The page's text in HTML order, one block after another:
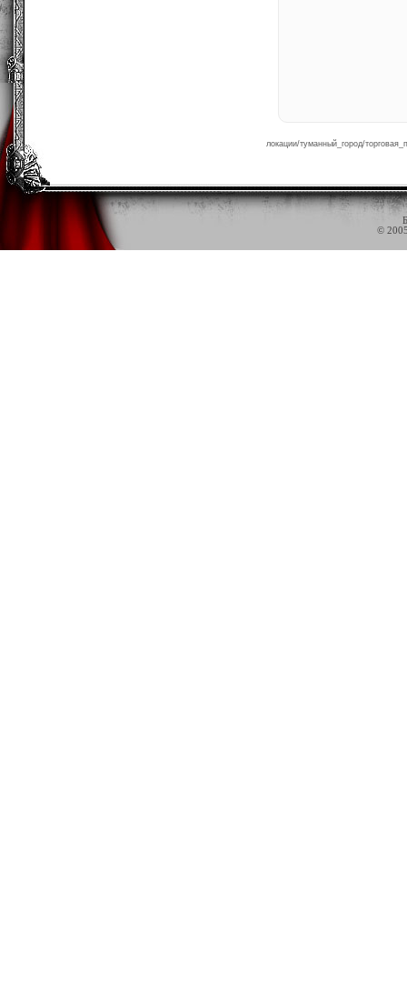
локации/туманный_город/
©